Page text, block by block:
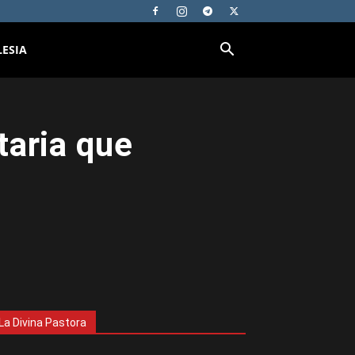
que
La Divina Pastora